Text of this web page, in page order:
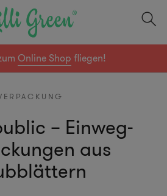
Online Shop fliegen!
– Einweg-
aus